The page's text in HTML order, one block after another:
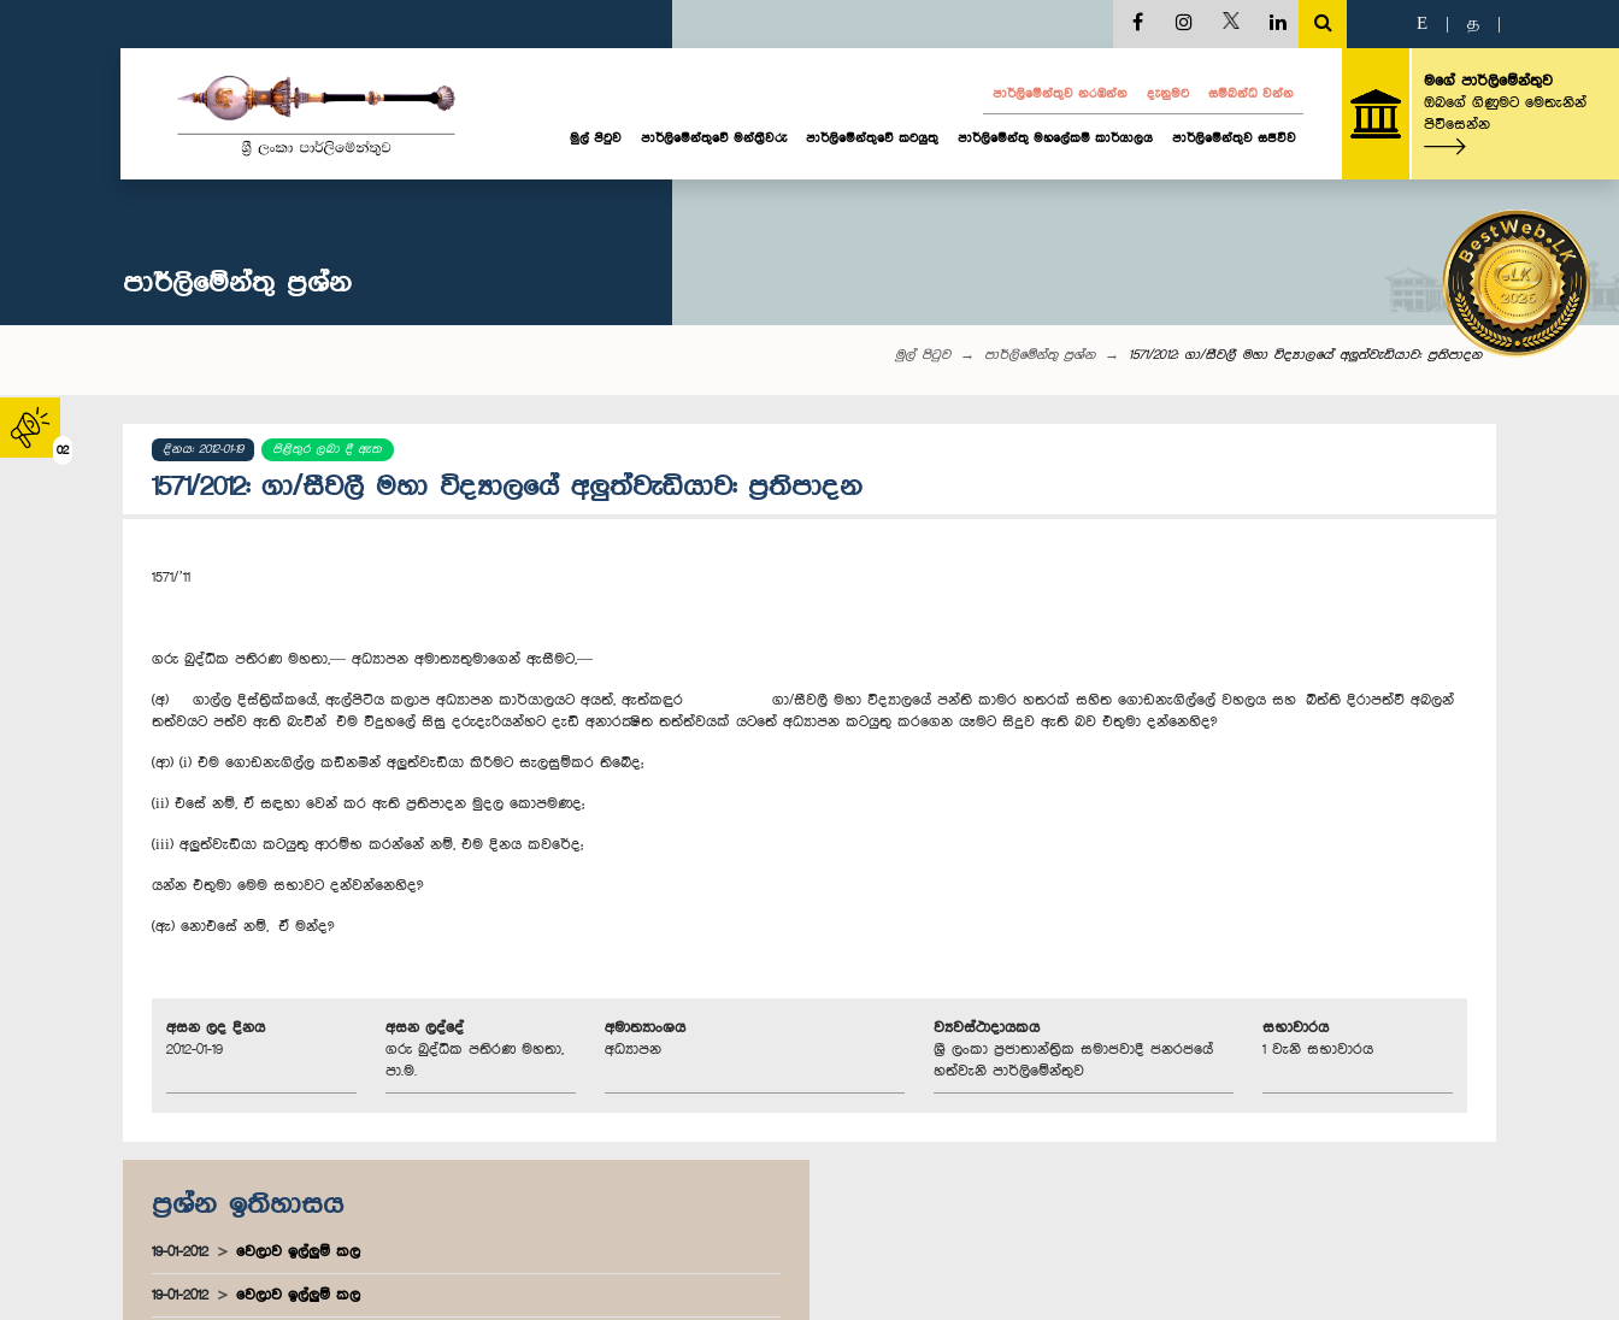
02
E த
පාර්ලි‌මේන්තුව නරඹන්න දැනුමට සම්බන්ධ වන්න
මුල් පිටුව පාර්ලි‌මේන්තුවේ මන්ත්‍රීවරු පාර්ලිමේන්තුවේ කටයුතු පාර්ලිමේන්තු මහලේකම් කාර්යාලය පාර්ලිමේන්තුව සජීවීව
මගේ පාර්ලිමේන්තුව
ඔබගේ ගිණුමට මෙතැනින්
පිවිසෙන්න
පාර්ලි‌මේන්තු‌ ප්‍රශ්න
මුල් පිටුව පාර්ලි‌මේන්තු‌ ප්‍රශ්න 1571/2012: ගා/සීවලී මහා විද්‍යාලයේ අලුත්වැඩියාව: ප්‍රතිපාදන
දිනය: 2012-01-19 පිළිතුර ලබා දී ඇත
1571/2012: ගා/සීවලී මහා විද්‍යාලයේ අලුත්වැඩියාව: ප්‍රතිපාදන
1571/’11
ගරු බුද්ධික පතිරණ මහතා,— අධ්‍යාපන අමාත්‍යතුමාගෙන් ඇසීමට,—
(අ) ගාල්ල දිස්ත්‍රික්කයේ, ඇල්පිටිය කලාප අධ්‍යාපන කාර්යාලයට අයත්, ඇත්කඳුර ගා/‍සීවලී මහා විද්‍යාලයේ පන්ති කාමර හතරක් සහිත ගොඩනැගිල්ලේ වහලය සහ බිත්ති දිරාපත්වී අබලන්
තත්වයට පත්ව ඇති බැවින් එම විදුහලේ සිසු දරුදැරියන්හට දැඩි අනාරක්‍ෂිත තත්ත්වයක් යටතේ අධ්‍යාපන කටයුතු කරගෙන යෑමට සිදුව ඇති බව එතුමා දන්නෙහිද?
(ආ) (i) එම ගොඩනැගිල්ල කඩිනමින් අලුත්වැඩියා කිරීමට සැලසුම්කර ති‍බේද;
(ii) එසේ නම්, ඒ සඳහා වෙන් කර ඇති ප්‍රතිපාදන මුදල කොපමණද;
(iii) අලුත්වැඩියා කටයුතු ආරම්භ කරන්නේ නම්, එම දිනය කවරේද;
යන්න එතුමා මෙම සභාවට දන්වන්නෙහිද?
(ඇ) නොඑසේ නම්, ඒ මන්ද?
අසන ලද දිනය
2012-01-19
අසන ලද්දේ
ගරු බුද්ධික පතිරණ මහතා,
පා.ම.
අමාත්‍යාංශය
අධ්‍යාපන
ව්‍යවස්ථාදායකය
ශ්‍රී ලංකා ප්‍රජාතාන්ත්‍රික සමාජවාදී ජනරජයේ
හත්වැනි පාර්ලිමේන්තුව
සභාවාරය
1 වැනි සභාවාරය
ප්‍රශ්න ඉතිහාසය
19-01-2012 වෙලාව ඉල්ලුම් කල
19-01-2012 වෙලාව ඉල්ලුම් කල